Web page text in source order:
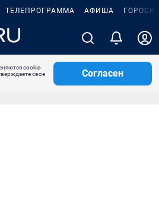
ТЕЛЕПРОГРАММА АФИША
cookie-
свое
Согласен